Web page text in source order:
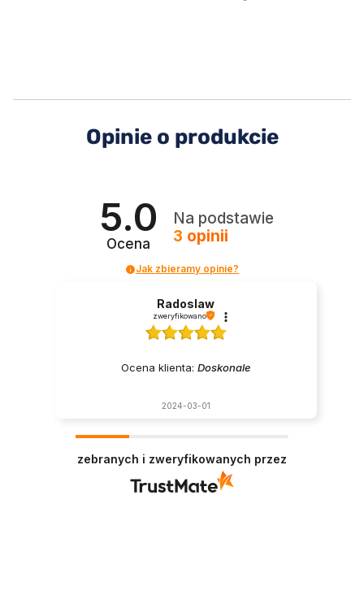
Opinie o produkcie
5.0
Ocena
Na podstawie
3 opinii
Jak zbieramy opinie?
Radoslaw
zweryfikowano
Ocena klienta: Doskonale
2024-03-01
zebranych i zweryfikowanych przez